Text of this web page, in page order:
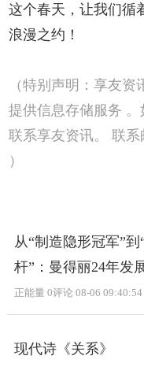
这个春天，让我们循
浪漫之约！
（特别声明：享友
提供信息存储服务
联系享友资讯。 联系
）
从“制造隐形冠军”
杆”：曼得丽24年发
正能量 0评论 08-06 09:40:54
现代诗《关系》